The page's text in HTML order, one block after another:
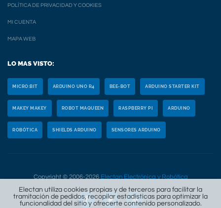
POLÍTICA DE PRIVACIDAD Y COOKIES
MI CUENTA
MAPA WEB
LO MAS VISTO:
MICRO:BIT ARDUINO UNO R4 BEE-BOT ARDUINO STARTER KIT
MAKEY MAKEY ROBOT MAQUEEN RASPBERRY PI ARDUINO
ROBÓTICA SHIELDS ARDUINO SENSORES ARDUINO
Copyright © 2006-2026 Electan Electrónica y Robótica
Electan utiliza cookies propias y de terceros para facilitar la
tramitación de pedidos, recopilar estadísticas para optimizar la
funcionalidad del sitio y ofrecerte contenido personalizado.